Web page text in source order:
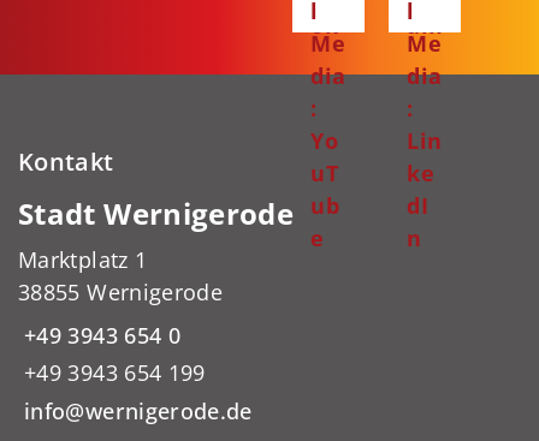
ok
am
l
Me
dia
:
Yo
uT
ub
e
l
Me
dia
:
Lin
ke
dI
n
Kontakt
Stadt Wernigerode
Marktplatz 1
38855 Wernigerode
+49 3943 654 0
+49 3943 654 199
info@wernigerode.de